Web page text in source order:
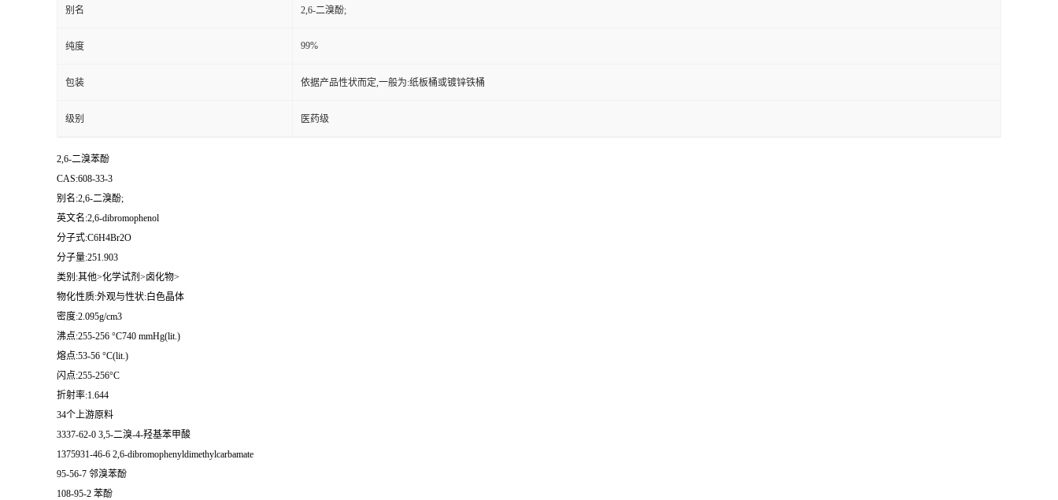
别名 2,6-二溴酚;
纯度 99%
包装 依据产品性状而定,一般为:纸板桶或镀锌铁桶
级别 医药级
2,6-二溴苯酚
CAS:608-33-3
别名:2,6-二溴酚;
英文名:2,6-dibromophenol
分子式:C6H4Br2O
分子量:251.903
类别:其他>化学试剂>卤化物>
物化性质:外观与性状:白色晶体
密度:2.095g/cm3
沸点:255-256 °C740 mmHg(lit.)
熔点:53-56 °C(lit.)
闪点:255-256°C
折射率:1.644
34个上游原料
3337-62-0 3,5-二溴-4-羟基苯甲酸
1375931-46-6 2,6-dibromophenyldimethylcarbamate
95-56-7 邻溴苯酚
108-95-2 苯酚